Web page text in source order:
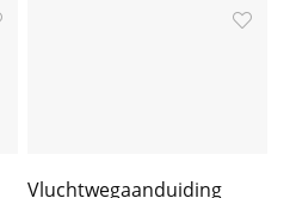
Vluchtwegaanduiding